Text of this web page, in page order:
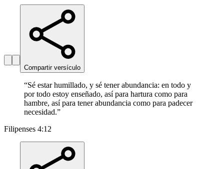
Compartir versículo
“Sé estar humillado, y sé tener abundancia: en todo y
por todo estoy enseñado, así para hartura como para
hambre, así para tener abundancia como para padecer
necesidad.”
Filipenses 4:12